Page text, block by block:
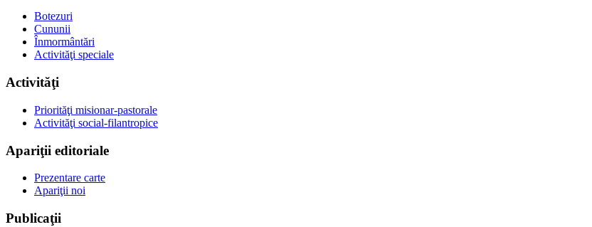
Botezuri
Cununii
Înmormântări
Activităţi speciale
Activităţi
Priorităţi misionar-pastorale
Activităţi social-filantropice
Apariţii editoriale
Prezentare carte
Apariţii noi
Publicaţii